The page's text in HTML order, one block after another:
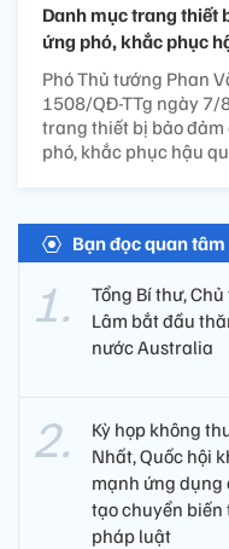
Danh mục trang thiết
ứng phó, khắc phục
Phó Thủ tướng Phan
1508/QĐ-TTg ngày
trang thiết bị bảo đảm
phó, khắc phục hậu
Bạn đọc quan tâm
Tổng Bí thư,
Lâm bắt đầu
nước Australia
Kỳ họp không
Nhất, Quốc hội
mạnh ứng dụng
tạo chuyển biến
pháp luật